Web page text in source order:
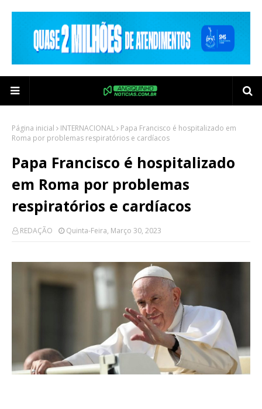
Página inicial INTERNACIONAL
Papa Francisco é hospitalizado em
Roma por problemas respiratórios e cardíacos
Papa Francisco é hospitalizado
em Roma por problemas
respiratórios e cardíacos
REDAÇÃO Quinta-Feira, Março 30, 2023